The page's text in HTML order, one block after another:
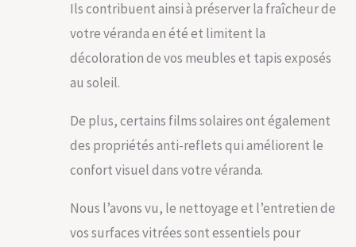
Ils contribuent ainsi à préserver la fraîcheur de
votre véranda en été et limitent la
décoloration de vos meubles et tapis exposés
au soleil.
De plus, certains films solaires ont également
des propriétés anti-reflets qui améliorent le
confort visuel dans votre véranda.
Nous l’avons vu, le nettoyage et l’entretien de
vos surfaces vitrées sont essentiels pour